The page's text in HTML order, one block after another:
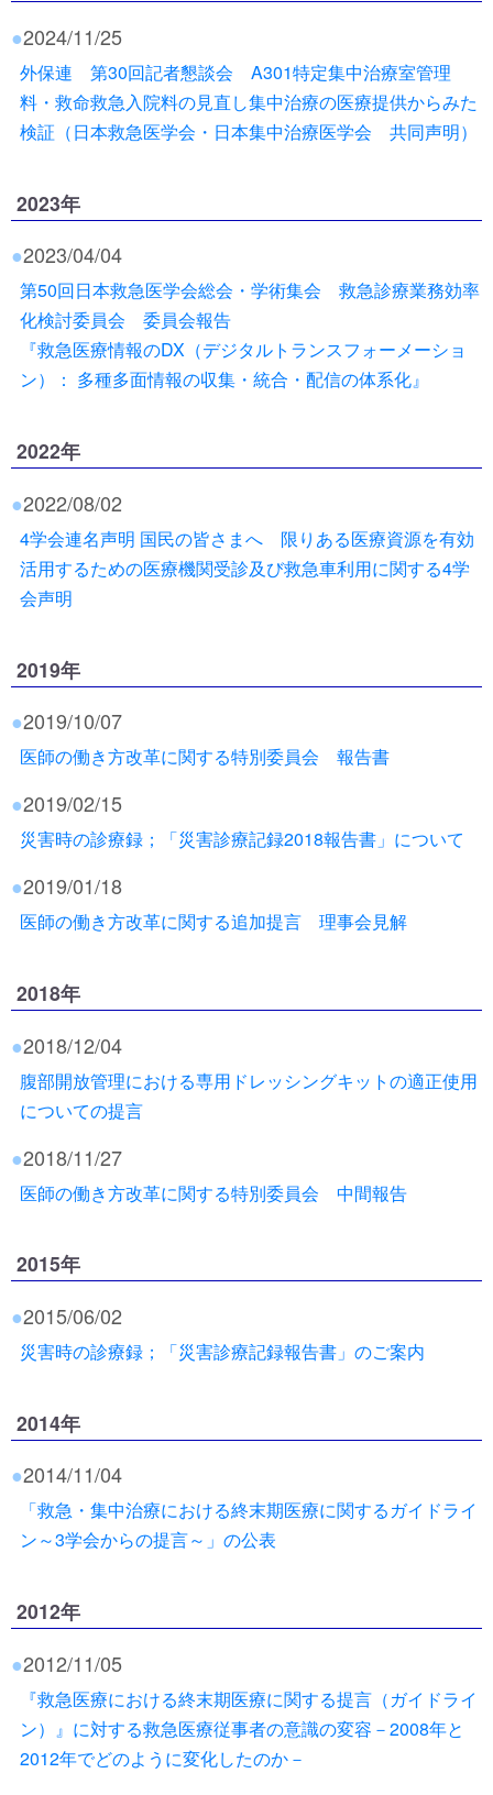
●2024/11/25
外保連 第30回記者懇談会 A301特定集中治療室管理
料・救命救急入院料の見直し集中治療の医療提供からみた
検証（日本救急医学会・日本集中治療医学会 共同声明）
2023年
●2023/04/04
第50回日本救急医学会総会・学術集会 救急診療業務効率
化検討委員会 委員会報告
『救急医療情報のDX（デジタルトランスフォーメーショ
ン）： 多種多面情報の収集・統合・配信の体系化』
2022年
●2022/08/02
4学会連名声明 国民の皆さまへ 限りある医療資源を有効
活用するための医療機関受診及び救急車利用に関する4学
会声明
2019年
●2019/10/07
医師の働き方改革に関する特別委員会 報告書
●2019/02/15
災害時の診療録；「災害診療記録2018報告書」について
●2019/01/18
医師の働き方改革に関する追加提言 理事会見解
2018年
●2018/12/04
腹部開放管理における専用ドレッシングキットの適正使用
についての提言
●2018/11/27
医師の働き方改革に関する特別委員会 中間報告
2015年
●2015/06/02
災害時の診療録；「災害診療記録報告書」のご案内
2014年
●2014/11/04
「救急・集中治療における終末期医療に関するガイドライ
ン～3学会からの提言～」の公表
2012年
●2012/11/05
『救急医療における終末期医療に関する提言（ガイドライ
ン）』に対する救急医療従事者の意識の変容－2008年と
2012年でどのように変化したのか－